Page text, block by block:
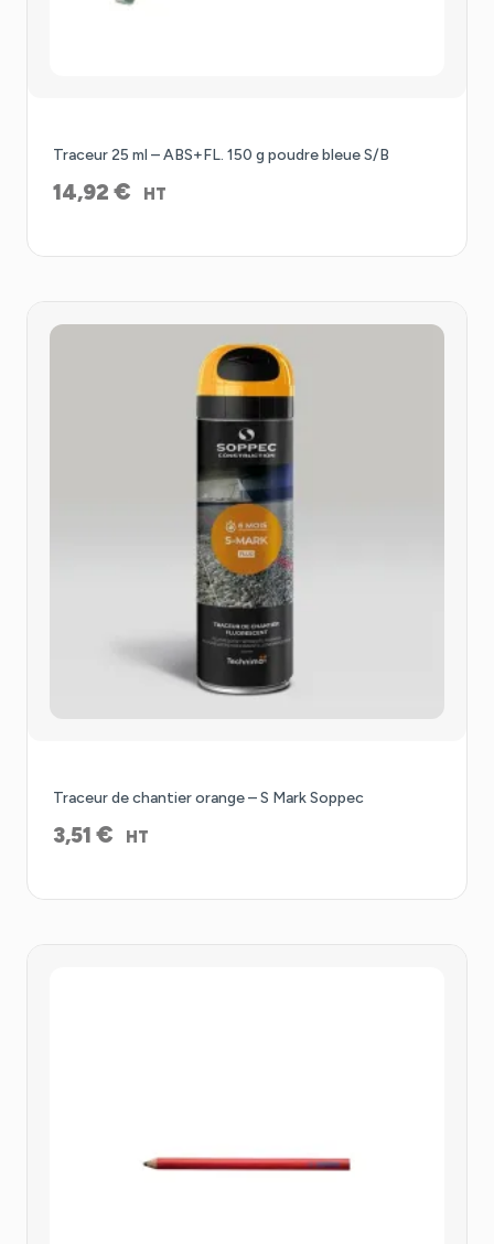
Traceur 25 ml – ABS+FL. 150 g poudre bleue S/B
14,92 € HT
Traceur de chantier orange – S Mark Soppec
3,51 € HT